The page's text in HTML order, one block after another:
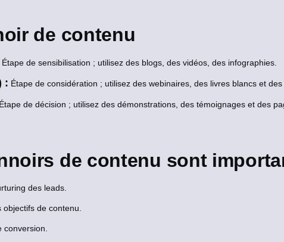
de contenu
Étape de sensibilisation ; utilisez des blogs, des vidéos, des infographies.
: Étape de considération ; utilisez des webinaires, des livres blancs et des
Étape de décision ; utilisez des démonstrations, des témoignages et des
de contenu sont
des leads.
de contenu.